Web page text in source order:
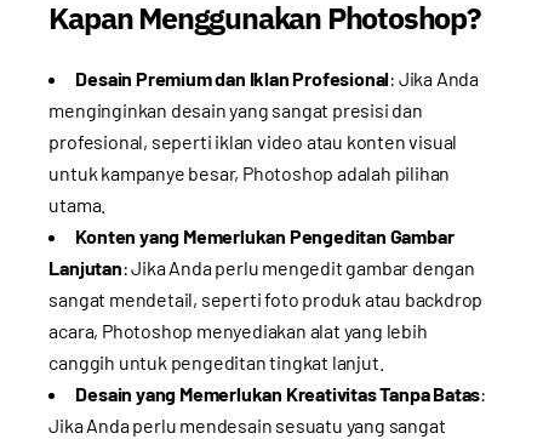
Kapan Menggunakan Photoshop?
Desain Premium dan Iklan Profesional: Jika Anda
menginginkan desain yang sangat presisi dan
profesional, seperti iklan video atau konten visual
untuk kampanye besar, Photoshop adalah pilihan
utama.
Konten yang Memerlukan Pengeditan Gambar
Lanjutan: Jika Anda perlu mengedit gambar dengan
sangat mendetail, seperti foto produk atau backdrop
acara, Photoshop menyediakan alat yang lebih
canggih untuk pengeditan tingkat lanjut.
Desain yang Memerlukan Kreativitas Tanpa Batas:
Jika Anda perlu mendesain sesuatu yang sangat